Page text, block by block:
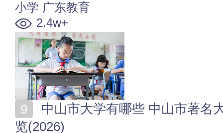
小学 广东教育
2.4w+
览(2026)